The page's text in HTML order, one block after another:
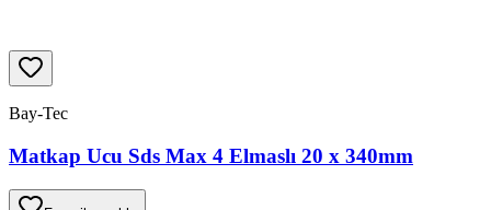
Bay-Tec
Matkap Ucu Sds Max 4 Elmaslı 20 x 340mm